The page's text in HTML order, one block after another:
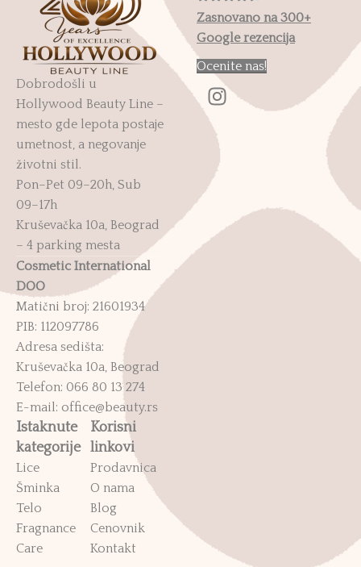
Dobrodošli u
Hollywood Beauty Line –
mesto gde lepota postaje
umetnost, a negovanje
životni stil.
Pon–Pet 09–20h, Sub
09–17h
Kruševačka 10a, Beograd
– 4 parking mesta
Cosmetic International
DOO
Matični broj: 21601934
PIB: 112097786
Adresa sedišta:
Kruševačka 10a, Beograd
Telefon: 066 80 13 274
E-mail: office@beauty.rs
Istaknute
kategorije
Lice
Šminka
Telo
Fragnance
Care
Korisni
linkovi
Prodavnica
O nama
Blog
Cenovnik
Kontakt
Zasnovano na 300+
Google rezencija
Ocenite nas!